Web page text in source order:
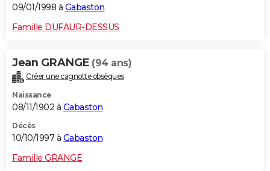
09/01/1998 à Gabaston
Famille DUFAUR-DESSUS
Jean GRANGE (94 ans)
Créer une cagnotte obsèques
Naissance
08/11/1902 à Gabaston
Décès
10/10/1997 à Gabaston
Famille GRANGE